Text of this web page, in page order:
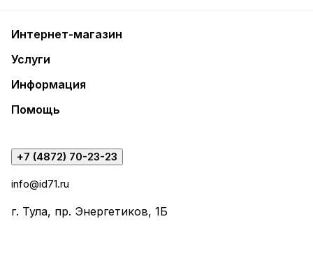
Интернет-магазин
Услуги
Информация
Помощь
+7 (4872) 70-23-23
info@id71.ru
г. Тула, пр. Энергетиков, 1Б